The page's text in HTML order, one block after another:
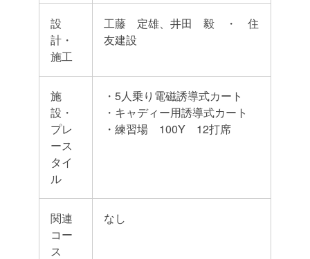
設
計・
施工
工藤 定雄、井田 毅 ・ 住
友建設
施
設・
プレ
ース
タイ
ル
・5人乗り電磁誘導式カート
・キャディー用誘導式カート
・練習場 100Y 12打席
関連
コー
ス
なし